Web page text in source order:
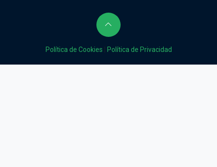
Política de Cookies Política de Privacidad